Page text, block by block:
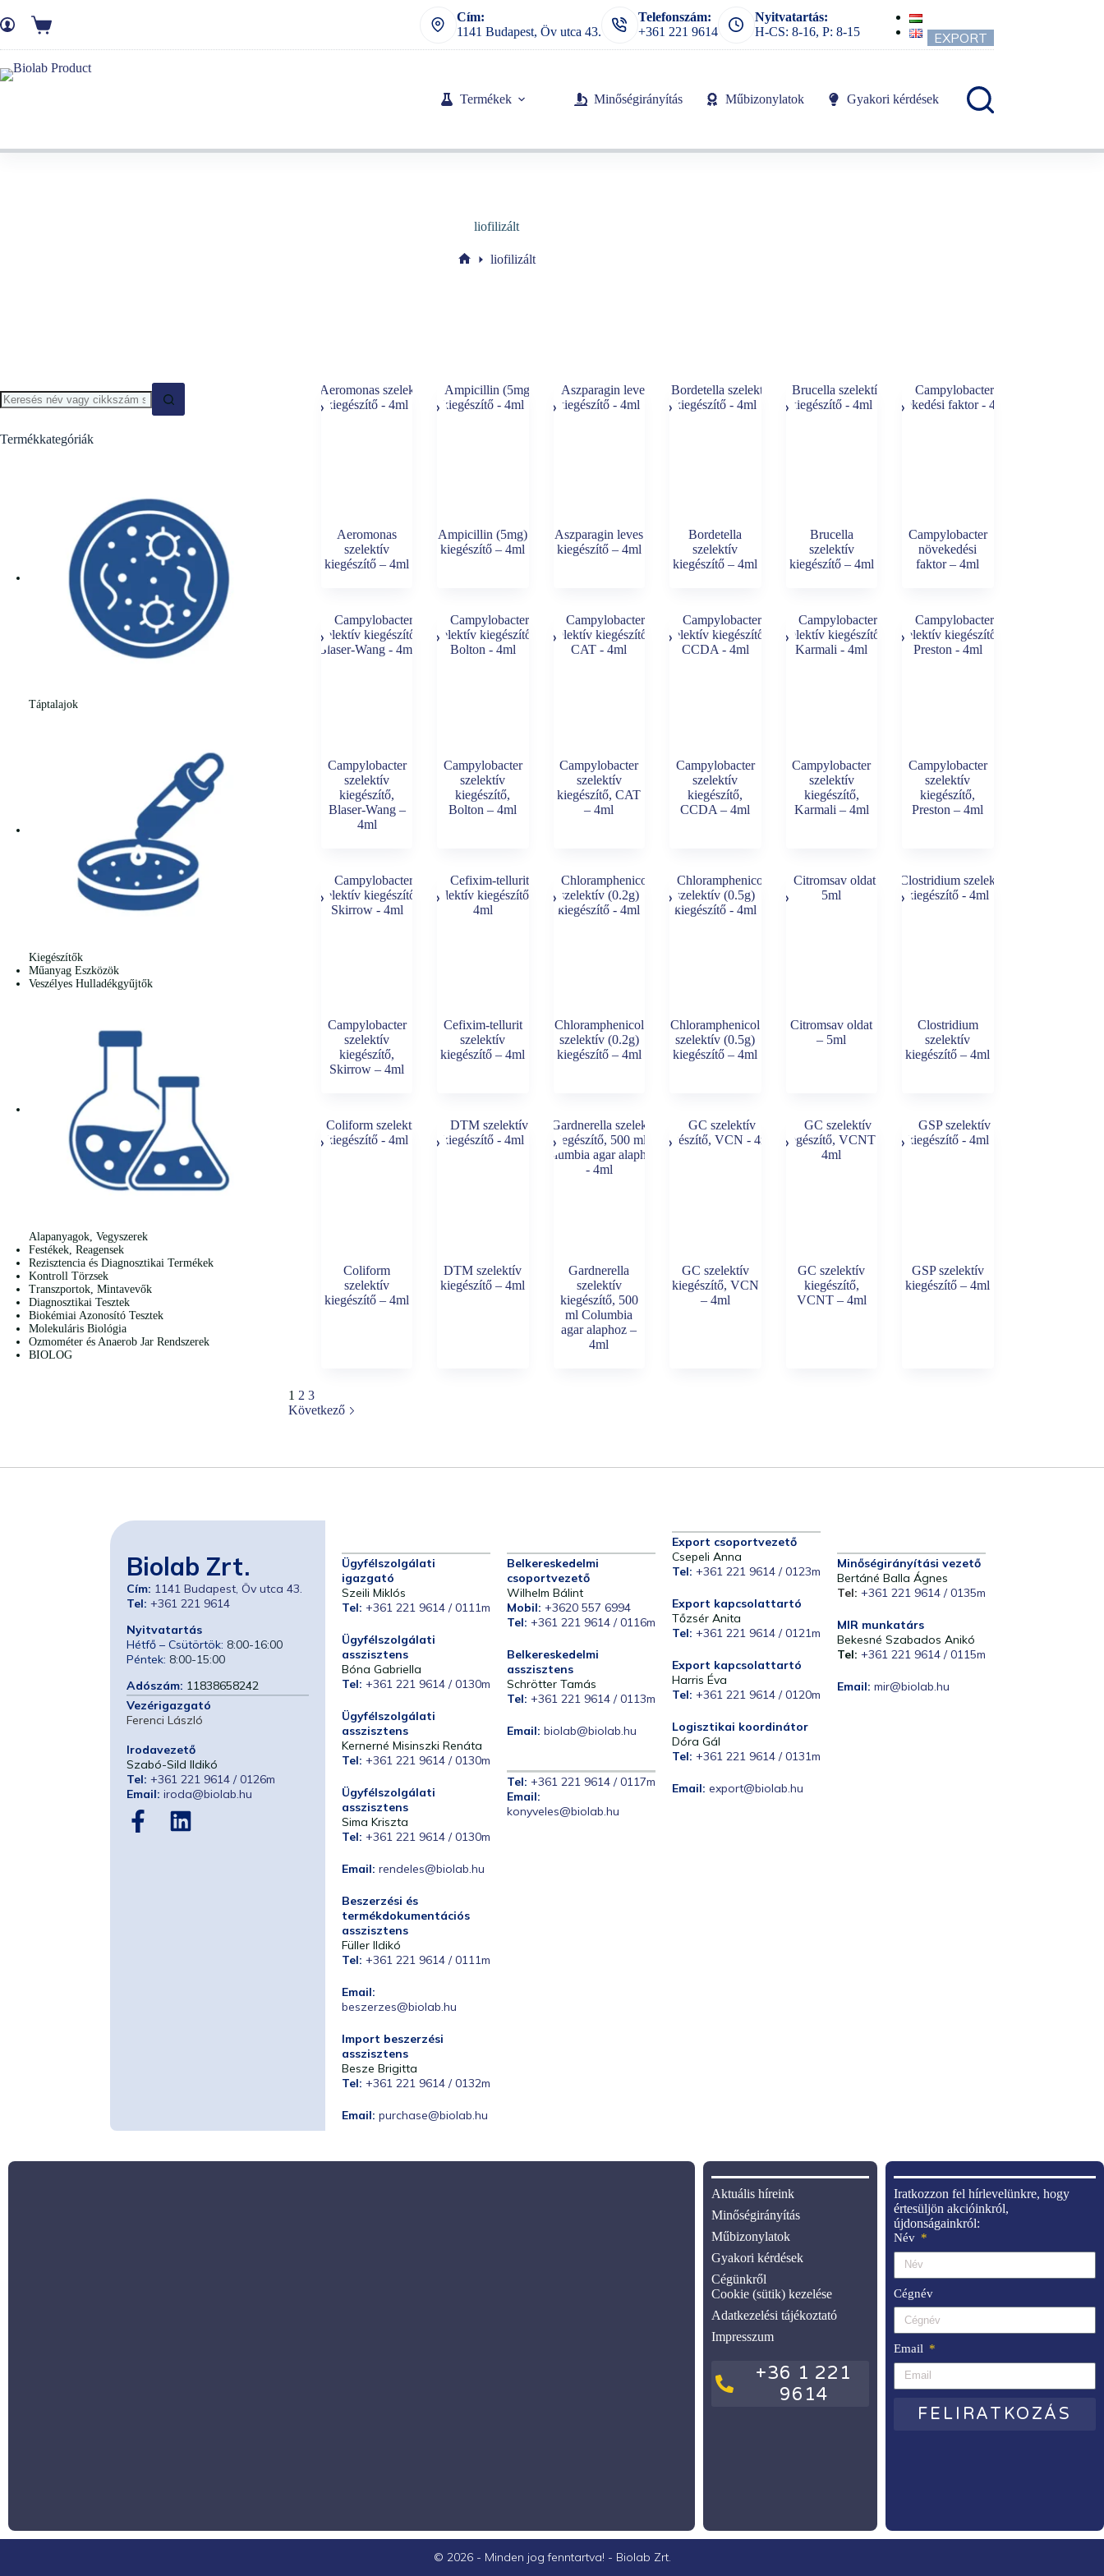
Cím:
1141 Budapest, Öv utca 43.
Telefonszám:
+361 221 9614
Nyitvatartás:
H-CS: 8-16, P: 8-15
EXPORT
Termékek Minőségirányítás Műbizonylatok Gyakori kérdések
liofilizált
liofilizált
Aeromonas
szelektív
kiegészítő – 4ml
Ampicillin (5mg)
kiegészítő – 4ml
Aszparagin leves
kiegészítő – 4ml
Bordetella
szelektív
kiegészítő – 4ml
Brucella
szelektív
kiegészítő – 4ml
Campylobacter
növekedési
faktor – 4ml
Campylobacter
szelektív
kiegészítő,
Blaser-Wang –
4ml
Campylobacter
szelektív
kiegészítő,
Bolton – 4ml
Campylobacter
szelektív
kiegészítő, CAT
– 4ml
Campylobacter
szelektív
kiegészítő,
CCDA – 4ml
Campylobacter
szelektív
kiegészítő,
Karmali – 4ml
Campylobacter
szelektív
kiegészítő,
Preston – 4ml
Campylobacter
szelektív
kiegészítő,
Skirrow – 4ml
Cefixim-tellurit
szelektív
kiegészítő – 4ml
Chloramphenicol
szelektív (0.2g)
kiegészítő – 4ml
Chloramphenicol
szelektív (0.5g)
kiegészítő – 4ml
Citromsav oldat
– 5ml
Clostridium
szelektív
kiegészítő – 4ml
Coliform
szelektív
kiegészítő – 4ml
DTM szelektív
kiegészítő – 4ml
Gardnerella
szelektív
kiegészítő, 500
ml Columbia
agar alaphoz –
4ml
GC szelektív
kiegészítő, VCN
– 4ml
GC szelektív
kiegészítő,
VCNT – 4ml
GSP szelektív
kiegészítő – 4ml
1 2 3
Következő
Termékkategóriák
Táptalajok
Kiegészítők
Műanyag Eszközök
Veszélyes Hulladékgyűjtők
Alapanyagok, Vegyszerek
Festékek, Reagensek
Rezisztencia és Diagnosztikai Termékek
Kontroll Törzsek
Transzportok, Mintavevők
Diagnosztikai Tesztek
Biokémiai Azonosító Tesztek
Molekuláris Biológia
Ozmométer és Anaerob Jar Rendszerek
BIOLOG
Biolab Zrt.
Cím: 1141 Budapest, Öv utca 43.
Tel: +361 221 9614
Nyitvatartás
Hétfő – Csütörtök: 8:00-16:00
Péntek: 8:00-15:00
Adószám: 11838658242
Vezérigazgató
Ferenci László
Irodavezető
Szabó-Sild Ildikó
Tel: +361 221 9614 / 0126m
Email: iroda@biolab.hu
Ügyfélszolgálati
igazgató
Szeili Miklós
Tel: +361 221 9614 / 0111m
Ügyfélszolgálati
asszisztens
Bóna Gabriella
Tel: +361 221 9614 / 0130m
Ügyfélszolgálati
asszisztens
Kernerné Misinszki Renáta
Tel: +361 221 9614 / 0130m
Ügyfélszolgálati
asszisztens
Sima Kriszta
Tel: +361 221 9614 / 0130m
Email: rendeles@biolab.hu
Beszerzési és
termékdokumentációs
asszisztens
Füller Ildikó
Tel: +361 221 9614 / 0111m
Email:
beszerzes@biolab.hu
Import beszerzési
asszisztens
Besze Brigitta
Tel: +361 221 9614 / 0132m
Email: purchase@biolab.hu
Belkereskedelmi
csoportvezető
Wilhelm Bálint
Mobil: +3620 557 6994
Tel: +361 221 9614 / 0116m
Belkereskedelmi
asszisztens
Schrötter Tamás
Tel: +361 221 9614 / 0113m
Email: biolab@biolab.hu
Tel: +361 221 9614 / 0117m
Email:
konyveles@biolab.hu
Export csoportvezető
Csepeli Anna
Tel: +361 221 9614 / 0123m
Export kapcsolattartó
Tőzsér Anita
Tel: +361 221 9614 / 0121m
Export kapcsolattartó
Harris Éva
Tel: +361 221 9614 / 0120m
Logisztikai koordinátor
Dóra Gál
Tel: +361 221 9614 / 0131m
Email: export@biolab.hu
Minőségirányítási vezető
Bertáné Balla Ágnes
Tel: +361 221 9614 / 0135m
MIR munkatárs
Bekesné Szabados Anikó
Tel: +361 221 9614 / 0115m
Email: mir@biolab.hu
Iratkozzon fel hírlevelünkre, hogy
értesüljön akcióinkról,
újdonságainkról:
Név
Cégnév
Email
FELIRATKOZÁS
Aktuális híreink
Minőségirányítás
Műbizonylatok
Gyakori kérdések
Cégünkről
Cookie (sütik) kezelése
Adatkezelési tájékoztató
Impresszum
+36 1 221
9614
© 2026 - Minden jog fenntartva! - Biolab Zrt.